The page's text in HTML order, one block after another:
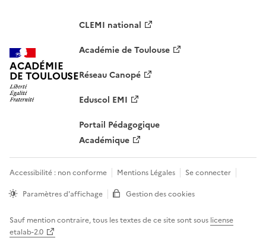
ACADÉMIE
DE TOULOUSE
CLEMI national
Académie de Toulouse
Réseau Canopé
Eduscol EMI
Portail Pédagogique
Académique
Accessibilité : non conforme Mentions Légales
Se connecter
Paramètres d'affichage
Gestion des cookies
Sauf mention contraire, tous les textes de ce site sont sous license
etalab-2.0